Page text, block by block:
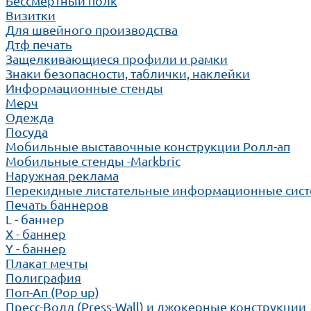
Визитки
Для швейного производства
Дтф печать
Защелкивающиеся профили и рамки
Знаки безопасности, таблички, наклейки
Информационные стенды
Мерч
Одежда
Посуда
Мобильные выставочные конструкции Ролл-ап
Мобильные стенды -Markbric
Наружная реклама
Перекидные листательные информационные
Печать баннеров
L - баннер
X - баннер
Y - баннер
Плакат мечты
Полиграфия
Поп-Ап (Pop up)
Пресс-Волл (Press-Wall) и джокерные конструкции